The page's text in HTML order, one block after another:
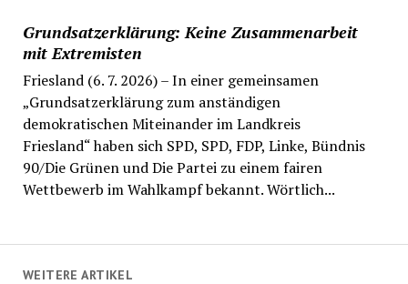
Grundsatzerklärung: Keine Zusammenarbeit
mit Extremisten
Friesland (6. 7. 2026) – In einer gemeinsamen
„Grundsatzerklärung zum anständigen
demokratischen Miteinander im Landkreis
Friesland“ haben sich SPD, SPD, FDP, Linke, Bündnis
90/Die Grünen und Die Partei zu einem fairen
Wettbewerb im Wahlkampf bekannt. Wörtlich...
WEITERE ARTIKEL